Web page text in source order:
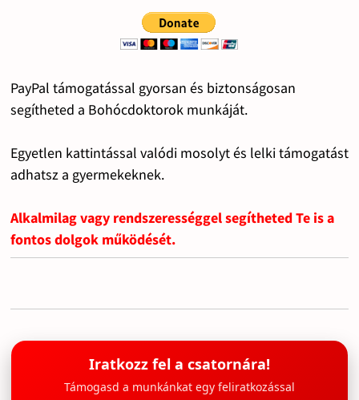
PayPal támogatással gyorsan és biztonságosan
segítheted a Bohócdoktorok munkáját.
Egyetlen kattintással valódi mosolyt és lelki támogatást
adhatsz a gyermekeknek.
Alkalmilag vagy rendszerességgel segítheted Te is a
fontos dolgok működését.
Iratkozz fel a csatornára!
Támogasd a munkánkat egy feliratkozással